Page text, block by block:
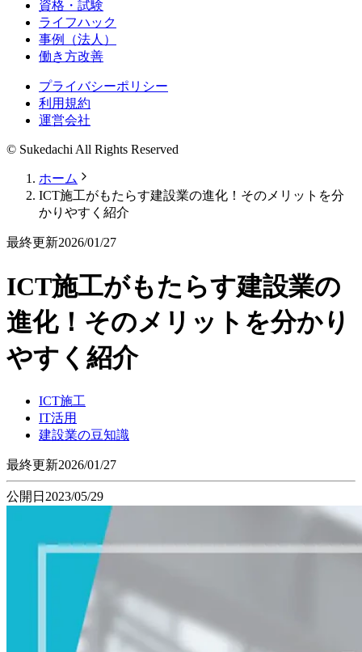
資格・試験
ライフハック
事例（法人）
働き方改善
プライバシーポリシー
利用規約
運営会社
© Sukedachi All Rights Reserved
ホーム
ICT施工がもたらす建設業の進化！そのメリットを分
かりやすく紹介
最終更新2026/01/27
ICT施工がもたらす建設業の
進化！そのメリットを分かり
やすく紹介
ICT施工
IT活用
建設業の豆知識
最終更新2026/01/27
公開日 2023/05/29